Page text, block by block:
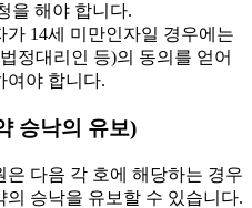
을 해야 합니다.
14세 미만인자일 경우에는
정대리인 등)의 동의를 얻어
여야 합니다.
승낙의 유보)
다음 각 호에 해당하는 경우
의 승낙을 유보할 수 있습니다.